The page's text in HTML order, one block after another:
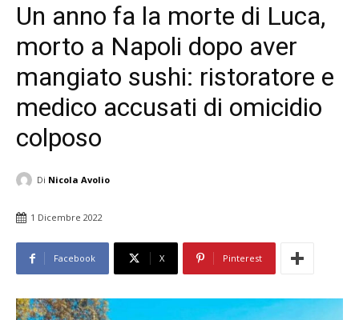
Un anno fa la morte di Luca,
morto a Napoli dopo aver
mangiato sushi: ristoratore e
medico accusati di omicidio
colposo
Di Nicola Avolio
1 Dicembre 2022
Facebook X Pinterest